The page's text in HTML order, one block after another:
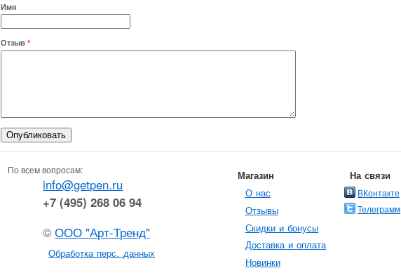
Имя
Отзыв *
По всем вопросам:
info@getpen.ru
+7 (495) 268 06 94
©ООО "Арт-Тренд"
Обработка перс. данных
Магазин
О нас
Отзывы
Скидки и бонусы
Доставка и оплата
Новинки
На связи
ВКонтакте
Телеграмм